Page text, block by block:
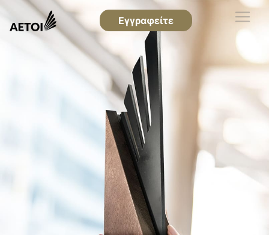
Εγγραφείτε